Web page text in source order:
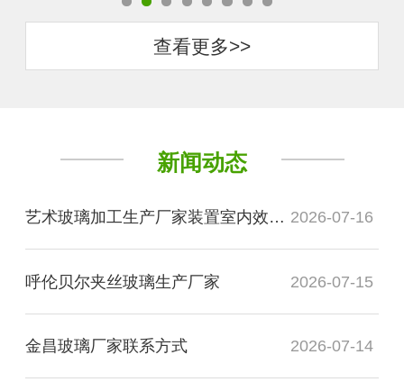
查看更多>>
新闻动态
艺术玻璃加工生产厂家装置室内效果图 2026-07-16
呼伦贝尔夹丝玻璃生产厂家 2026-07-15
金昌玻璃厂家联系方式 2026-07-14